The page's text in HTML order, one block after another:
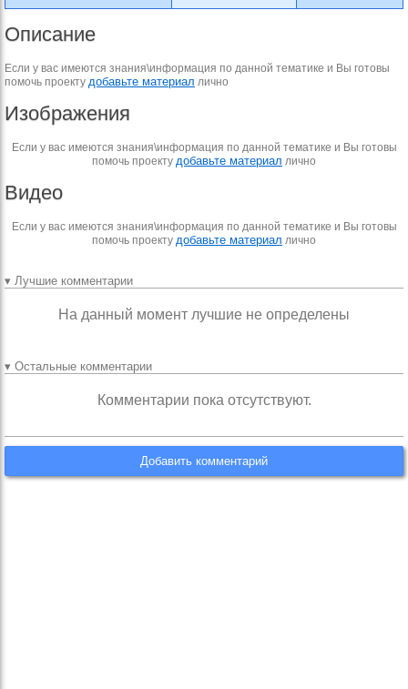
Описание
Если у вас имеются знания\информация по данной тематике и Вы готовы
помочь проекту добавьте материал лично
Изображения
Если у вас имеются знания\информация по данной тематике и Вы готовы
помочь проекту добавьте материал лично
Видео
Если у вас имеются знания\информация по данной тематике и Вы готовы
помочь проекту добавьте материал лично
▾ Лучшие комментарии
На данный момент лучшие не определены
▾ Остальные комментарии
Комментарии пока отсутствуют.
Добавить комментарий